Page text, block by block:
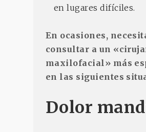
en lugares difíciles.
En ocasiones,
consultar a un
maxilofacial» más
en las siguientes
Dolor